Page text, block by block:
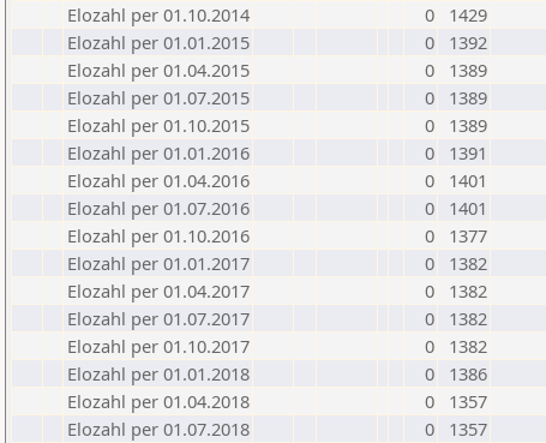
Elozahl per 01.10.2014
0
1429
Elozahl per 01.01.2015
0
1392
Elozahl per 01.04.2015
0
1389
Elozahl per 01.07.2015
0
1389
Elozahl per 01.10.2015
0
1389
Elozahl per 01.01.2016
0
1391
Elozahl per 01.04.2016
0
1401
Elozahl per 01.07.2016
0
1401
Elozahl per 01.10.2016
0
1377
Elozahl per 01.01.2017
0
1382
Elozahl per 01.04.2017
0
1382
Elozahl per 01.07.2017
0
1382
Elozahl per 01.10.2017
0
1382
Elozahl per 01.01.2018
0
1386
Elozahl per 01.04.2018
0
1357
Elozahl per 01.07.2018
0
1357